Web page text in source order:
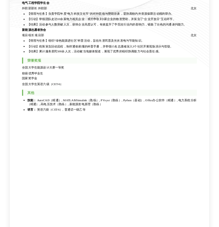
新能源志愿者协会
项目组长 项目部
北京
【情境与任务】组织“绿色能源进社区”科普活动，旨在向居民普及光伏发电与节能知识。
【行动】统筹策划活动流程，制作通俗易懂的科普手册，并带领15名志愿者深入3个社区开展现场演示与答疑。
【结果】累计服务居民500余人次，活动被当地媒体报道，展现了优秀的组织协调能力与社会责任感。
荣誉奖项
全国大学生能源设计大赛一等奖
校级优秀毕业生
国家奖学金
全国大学生英语六级（CET-6）
其他
技能： AutoCAD（精通）, MATLAB/Simulink（熟练）, PVsyst（熟练）, Python（基础）, Office办公软件（精通）, 电力系统分析
（精通）, 高电压技术（熟练）, 新能源发电原理（熟练）
语言： 英语六级（CET-6）, 普通话一级乙等
电气工程学院学生会
外联部部长 外联部
北京
【情境与任务】负责学院年度“电力科技文化节”的对外联络与赞助洽谈，需协调校内外资源保障活动顺利举办。
【行动】带领团队走访10余家电力相关企业，成功争取到3家企业的物资赞助，并策划了“企业开放日”互动环节。
【结果】活动参与人数突破人次，获得企业高度认可，有效提升了学院在行业内的影响力，锻炼了出色的沟通谈判能力。
新能源志愿者协会
项目组长 项目部
北京
【情境与任务】组织“绿色能源进社区”科普活动，旨在向居民普及光伏发电与节能知识。
【行动】统筹策划活动流程，制作通俗易懂的科普手册，并带领15名志愿者深入3个社区开展现场演示与答疑。
【结果】累计服务居民500余人次，活动被当地媒体报道，展现了优秀的组织协调能力与社会责任感。
荣誉奖项
全国大学生能源设计大赛一等奖
校级优秀毕业生
国家奖学金
全国大学生英语六级（CET-6）
其他
技能： AutoCAD（精通）, MATLAB/Simulink（熟练）, PVsyst（熟练）, Python（基础）, Office办公软件（精通）, 电力系统分析
（精通）, 高电压技术（熟练）, 新能源发电原理（熟练）
语言： 英语六级（CET-6）, 普通话一级乙等